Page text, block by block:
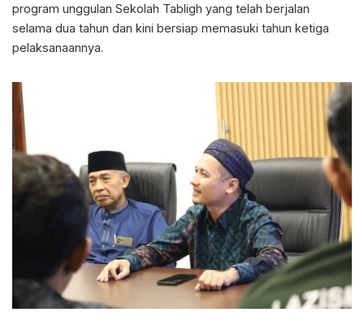
program unggulan Sekolah Tabligh yang telah berjalan
selama dua tahun dan kini bersiap memasuki tahun ketiga
pelaksanaannya.